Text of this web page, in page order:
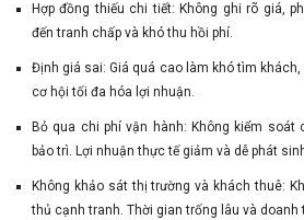
Hợp đồng thiếu chi tiết: Không ghi rõ giá,
đến tranh chấp và khó thu hồi phí.
Định giá sai: Giá quá cao làm khó tìm
cơ hội tối đa hóa lợi nhuận.
Bỏ qua chi phí vận hành: Không kiểm soát
bảo trì. Lợi nhuận thực tế giảm và dễ phát
Không khảo sát thị trường và khách thuê:
thủ cạnh tranh. Thời gian trống lâu và doanh